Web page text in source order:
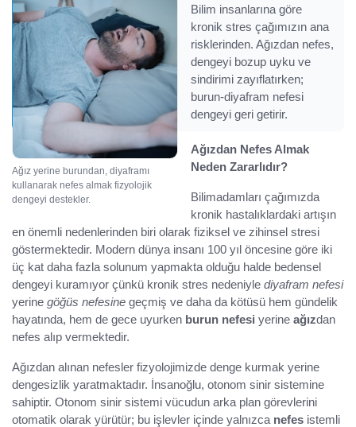
Ağız yerine burundan, diyaframı
kullanarak nefes almak fizyolojik
dengeyi destekler.
Bilim insanlarına göre
kronik stres çağımızın ana
risklerinden. Ağızdan nefes,
dengeyi bozup uyku ve
sindirimi zayıflatırken;
burun-diyafram nefesi
dengeyi geri getirir.
Ağızdan Nefes Almak
Neden Zararlıdır?
Bilimadamları çağımızda
kronik hastalıklardaki artışın
en önemli nedenlerinden biri olarak fiziksel ve zihinsel stresi
göstermektedir. Modern dünya insanı 100 yıl öncesine göre iki
üç kat daha fazla solunum yapmakta olduğu halde bedensel
dengeyi kuramıyor çünkü kronik stres nedeniyle diyafram nefesi
yerine göğüs nefesine geçmiş ve daha da kötüsü hem gündelik
hayatında, hem de gece uyurken burun nefesi yerine ağızdan
nefes alıp vermektedir.
Ağızdan alınan nefesler fizyolojimizde denge kurmak yerine
dengesizlik yaratmaktadır. İnsanoğlu, otonom sinir sistemine
sahiptir. Otonom sinir sistemi vücudun arka plan görevlerini
otomatik olarak yürütür; bu işlevler içinde yalnızca nefes istemli